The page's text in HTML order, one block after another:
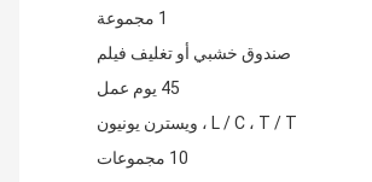
1 مجموعة
صندوق خشبي أو تغليف فيلم
45 يوم عمل
L / C ، T / T ، ويسترن يونيون
10 مجموعات